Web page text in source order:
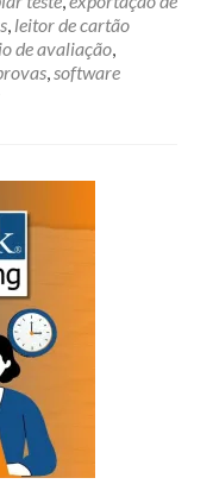
, leitor de cartão
de avaliação,
,software